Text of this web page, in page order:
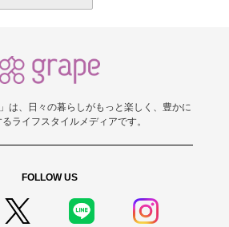
は、日々の暮らしがもっと楽しく、豊かに
ライフスタイルメディアです。
FOLLOW US